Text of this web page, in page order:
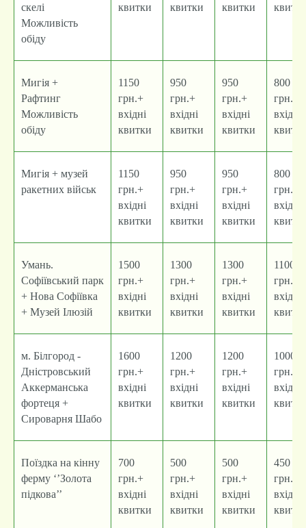
скелі
Можливість
обіду
квитки
квитки
квитки
Мигія +
Рафтинг
Можливість
обіду
1150
грн.+
вхідні
квитки
950
грн.+
вхідні
квитки
950
грн.+
вхідні
квитки
800
грн.+
вхідні
Мигія + музей
ракетних військ
1150
грн.+
вхідні
квитки
950
грн.+
вхідні
квитки
950
грн.+
вхідні
квитки
800
грн.+
вхідні
Умань.
Софіївський парк
+ Нова Софіївка
+ Музей Ілюзій
1500
грн.+
вхідні
квитки
1300
грн.+
вхідні
квитки
1300
грн.+
вхідні
квитки
1100
грн.+
вхідні
м. Білгород -
Дністровський
Аккерманська
фортеця +
Сироварня Шабо
1600
грн.+
вхідні
квитки
1200
грн.+
вхідні
квитки
1200
грн.+
вхідні
квитки
1000
грн.+
вхідні
Поїздка на кінну
ферму ‘’Золота
підкова’’
700
грн.+
вхідні
квитки
500
грн.+
вхідні
квитки
500
грн.+
вхідні
квитки
450
грн.+
вхідні